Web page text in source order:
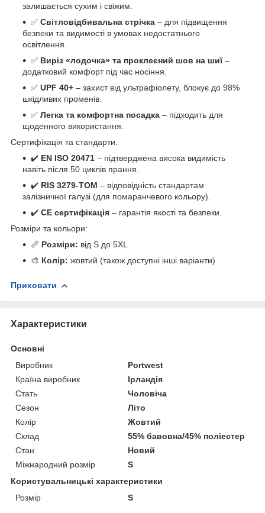
залишається сухим і свіжим.
✅ Світловідбивальна стрічка – для підвищення
безпеки та видимості в умовах недостатнього
освітлення.
✅ Виріз «лодочка» та проклеєний шов на шиї–
додатковий комфорт під час носіння.
✅ UPF 40+ – захист від ультрафіолету, блокує до 98%
шкідливих променів.
✅ Легка та комфортна посадка – підходить для
щоденного використання.
Сертифікація та стандарти:
✔️ EN ISO 20471 – підтверджена висока видимість
навіть після 50 циклів прання.
✔️ RIS 3279-TOM – відповідність стандартам
залізничної галузі (для помаранчевого кольору).
✔️ CE сертифікація – гарантія якості та безпеки.
Розміри та кольори:
📏 Розміри: від S до 5XL
🎨 Колір: жовтий (також доступні інші варіанти)
Приховати
Характеристики
Основні
Виробник
Portwest
Країна виробник
Ірландія
Стать
Чоловіча
Сезон
Літо
Колір
Жовтий
Склад
55% бавовна/45% поліестер
Стан
Новий
Міжнародний розмір
S
Користувальницькі характеристики
Розмір
S